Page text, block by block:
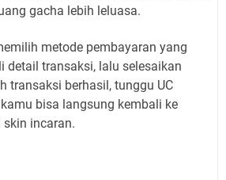
gacha lebih leluasa.
metode pembayaran yang
detail transaksi, lalu selesaikan
transaksi berhasil, tunggu UC
bisa langsung kembali ke
skin incaran.